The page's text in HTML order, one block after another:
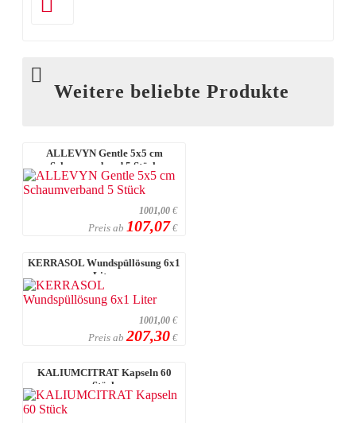
Weitere beliebte Produkte
ALLEVYN Gentle 5x5 cm
Schaumverband 5 Stück
1001,00 €
Preis ab 107,07 €
KERRASOL Wundspüllösung 6x1
Liter
1001,00 €
Preis ab 207,30 €
KALIUMCITRAT Kapseln 60
Stück